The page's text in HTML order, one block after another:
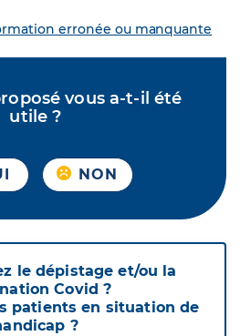
erronée ou manquante
vous a-t-il été
utile ?
NON
le dépistage et/ou la
Covid ?
patients en situation de
?